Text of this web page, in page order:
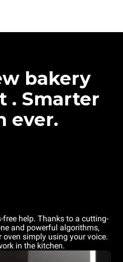
bakery
. Smarter
ever.
free help. Thanks to a cutting-
and powerful algorithms,
simply using your voice.
in the kitchen.